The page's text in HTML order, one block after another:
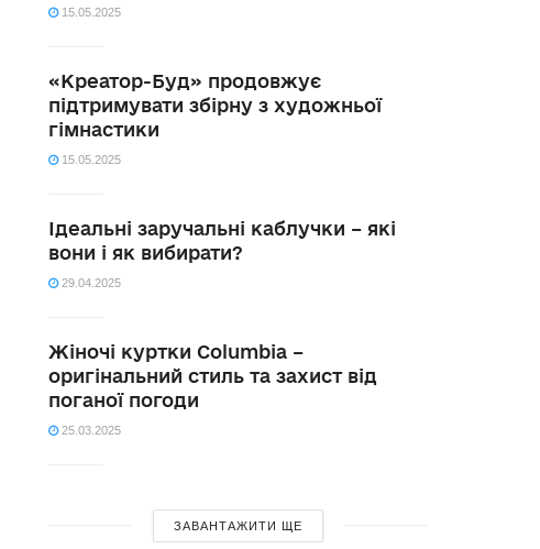
15.05.2025
«Креатор-Буд» продовжує
підтримувати збірну з художньої
гімнастики
15.05.2025
Ідеальні заручальні каблучки – які
вони і як вибирати?
29.04.2025
Жіночі куртки Columbia –
оригінальний стиль та захист від
поганої погоди
25.03.2025
ЗАВАНТАЖИТИ ЩЕ